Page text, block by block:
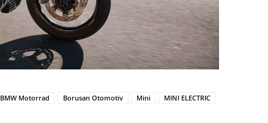
BMW Motorrad Borusan Otomotiv Mini
MINI ELECTRIC